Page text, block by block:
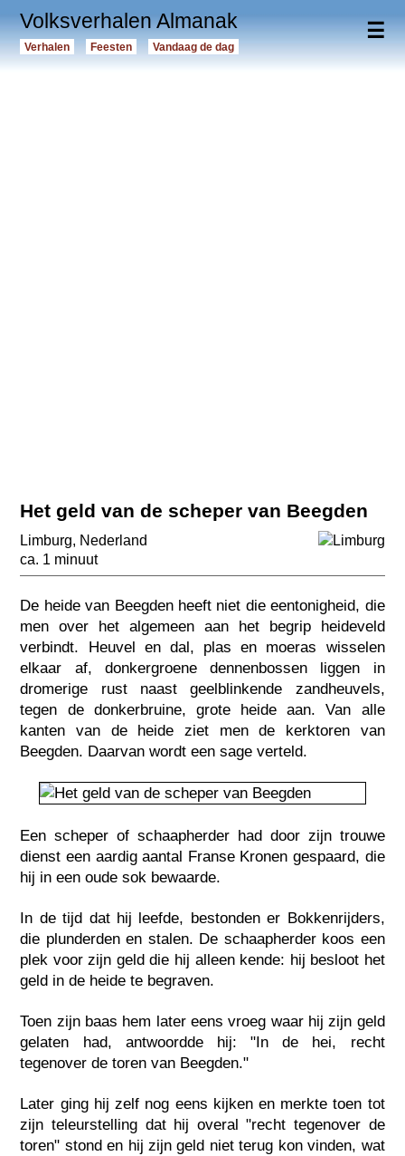
☰
Volksverhalen Almanak
Verhalen Feesten Vandaag de dag
Het geld van de scheper van Beegden
Limburg, Nederland
ca. 1 minuut
De heide van Beegden heeft niet die eentonigheid, die
men over het algemeen aan het begrip heideveld
verbindt. Heuvel en dal, plas en moeras wisselen
elkaar af, donkergroene dennenbossen liggen in
dromerige rust naast geelblinkende zandheuvels,
tegen de donkerbruine, grote heide aan. Van alle
kanten van de heide ziet men de kerktoren van
Beegden. Daarvan wordt een sage verteld.
Een scheper of schaapherder had door zijn trouwe
dienst een aardig aantal Franse Kronen gespaard, die
hij in een oude sok bewaarde.
In de tijd dat hij leefde, bestonden er Bokkenrijders,
die plunderden en stalen. De schaapherder koos een
plek voor zijn geld die hij alleen kende: hij besloot het
geld in de heide te begraven.
Toen zijn baas hem later eens vroeg waar hij zijn geld
gelaten had, antwoordde hij: "In de hei, recht
tegenover de toren van Beegden."
Later ging hij zelf nog eens kijken en merkte toen tot
zijn teleurstelling dat hij overal "recht tegenover de
toren" stond en hij zijn geld niet terug kon vinden, wat